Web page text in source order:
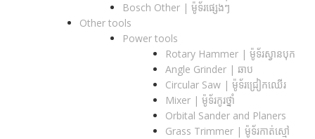
Bosch Other | ម៉ូទ័រផ្សេងៗ
Other tools
Power tools
Rotary Hammer | ម៉ូទ័រស្វានបុក
Angle Grinder | ឆាប
Circular Saw​ | ម៉ូទ័រជ្រៀកឈើរ
Mixer | ម៉ូទ័រកូរថ្នាំ
Orbital Sander and Planers
Grass Trimmer | ម៉ូទ័រកាត់ស្មៅ